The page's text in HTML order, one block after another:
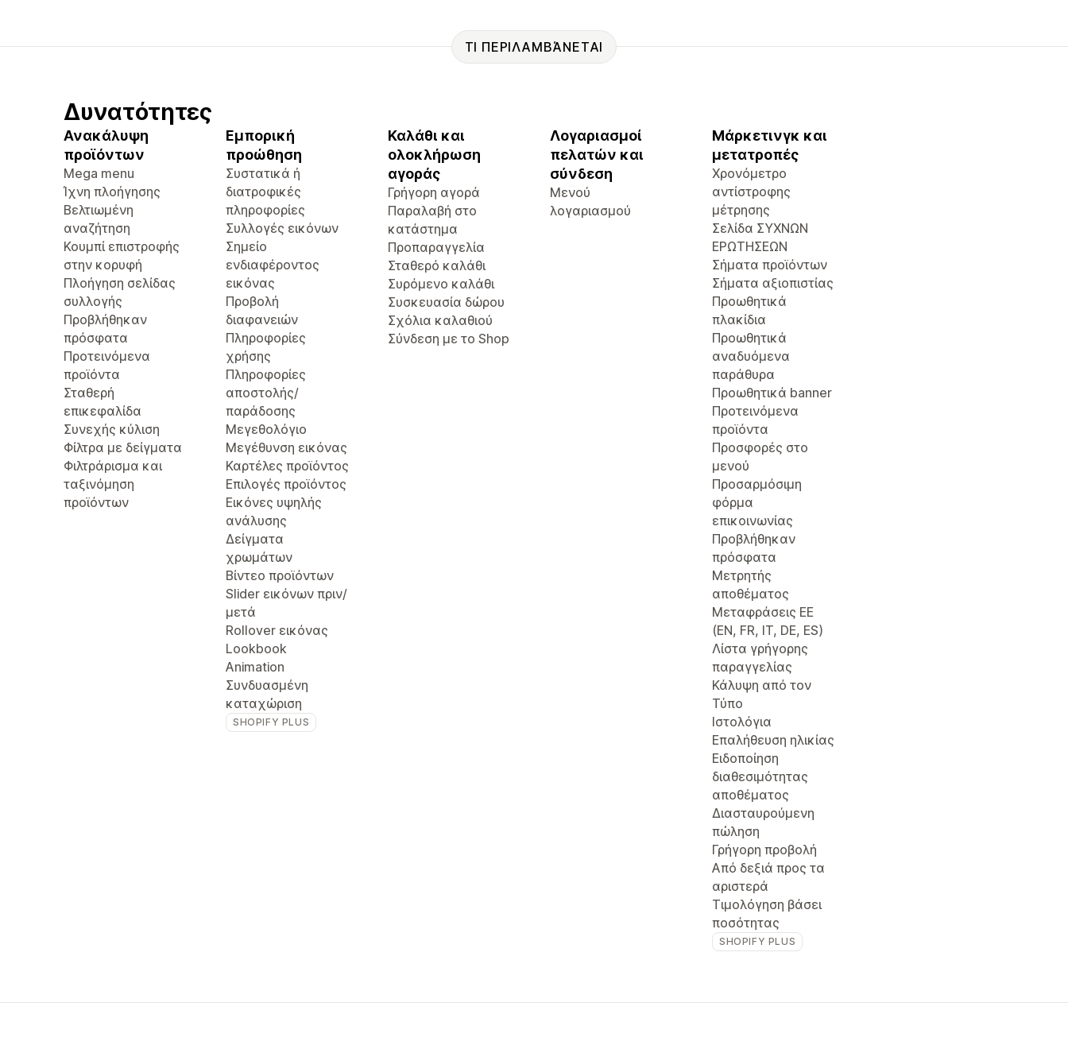
ΤΙ ΠΕΡΙΛΑΜΒΆΝΕΤΑΙ
Δυνατότητες
Ανακάλυψη
προϊόντων
Mega menu
Ίχνη πλοήγησης
Βελτιωμένη
αναζήτηση
Κουμπί επιστροφής
στην κορυφή
Πλοήγηση σελίδας
συλλογής
Προβλήθηκαν
πρόσφατα
Προτεινόμενα
προϊόντα
Σταθερή
επικεφαλίδα
Συνεχής κύλιση
Φίλτρα με δείγματα
Φιλτράρισμα και
ταξινόμηση
προϊόντων
Εμπορική
προώθηση
Συστατικά ή
διατροφικές
πληροφορίες
Συλλογές εικόνων
Σημείο
ενδιαφέροντος
εικόνας
Προβολή
διαφανειών
Πληροφορίες
χρήσης
Πληροφορίες
αποστολής/
παράδοσης
Μεγεθολόγιο
Μεγέθυνση εικόνας
Καρτέλες προϊόντος
Επιλογές προϊόντος
Εικόνες υψηλής
ανάλυσης
Δείγματα
χρωμάτων
Βίντεο προϊόντων
Slider εικόνων πριν/
μετά
Rollover εικόνας
Lookbook
Animation
Συνδυασμένη
καταχώριση
SHOPIFY PLUS
Καλάθι και
ολοκλήρωση
αγοράς
Γρήγορη αγορά
Παραλαβή στο
κατάστημα
Προπαραγγελία
Σταθερό καλάθι
Συρόμενο καλάθι
Συσκευασία δώρου
Σχόλια καλαθιού
Σύνδεση με το Shop
Λογαριασμοί
πελατών και
σύνδεση
Μενού
λογαριασμού
Μάρκετινγκ και
μετατροπές
Χρονόμετρο
αντίστροφης
μέτρησης
Σελίδα ΣΥΧΝΩΝ
ΕΡΩΤΗΣΕΩΝ
Σήματα προϊόντων
Σήματα αξιοπιστίας
Προωθητικά
πλακίδια
Προωθητικά
αναδυόμενα
παράθυρα
Προωθητικά banner
Προτεινόμενα
προϊόντα
Προσφορές στο
μενού
Προσαρμόσιμη
φόρμα
επικοινωνίας
Προβλήθηκαν
πρόσφατα
Μετρητής
αποθέματος
Μεταφράσεις ΕΕ
(EN, FR, IT, DE, ES)
Λίστα γρήγορης
παραγγελίας
Κάλυψη από τον
Τύπο
Ιστολόγια
Επαλήθευση ηλικίας
Ειδοποίηση
διαθεσιμότητας
αποθέματος
Διασταυρούμενη
πώληση
Γρήγορη προβολή
Από δεξιά προς τα
αριστερά
Τιμολόγηση βάσει
ποσότητας
SHOPIFY PLUS